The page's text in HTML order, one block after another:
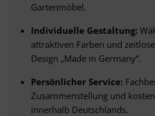
Gartenmöbel.
Individuelle Gestaltung:
attraktiven Farben und
Design „Made in Germany“.
Persönlicher Service:
Zusammenstellung und
innerhalb Deutschlands.